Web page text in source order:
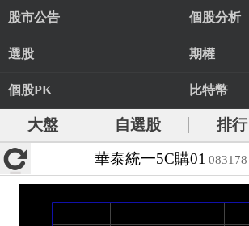
股市公告 個股分析
選股 期權
個股PK 比特幣
大盤 自選股 排行
華泰統一5C購01 083178